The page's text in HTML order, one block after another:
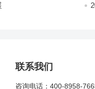
联系我们
咨询电话：400-8958-766